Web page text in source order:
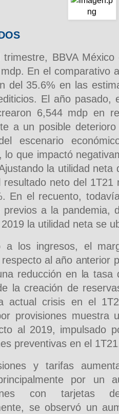
trimestre, BBVA
En el comparativo
del 35.6% en las
El año pasado,
6,544 mdp en
a un posible
escenario
lo que impactó
la utilidad neta
resultado neto del 1T21
En el recuento,
previos a la pandemia,
la utilidad neta se
a los ingresos, el
al año anterior
reducción en la tasa
la creación de
actual crisis en el
provisiones muestra
al 2019, impulsado
preventivas en el
y tarifas
por un
con tarjetas
se observó un